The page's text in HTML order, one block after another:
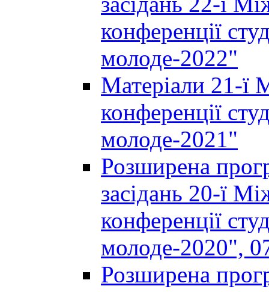
конференції
молоде-2022"
Матеріали 21-ї
конференції
молоде-2021"
Розширена
засідань 20-ї
конференції
молоде-2020",
Розширена